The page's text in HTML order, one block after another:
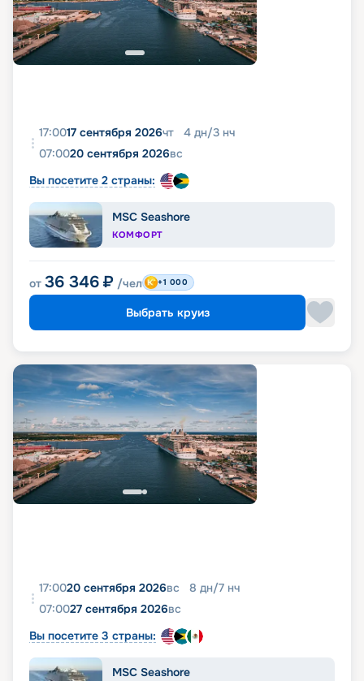
17:0017 сентября 2026чт 4 дн/3 нч
07:0020 сентября 2026вс
Вы посетите 2 страны:
MSC Seashore
КОМФОРТ
от 36 346 ₽ /чел +1 000
Выбрать круиз
17:0020 сентября 2026вс 8 дн/7 нч
07:0027 сентября 2026вс
Вы посетите 3 страны:
MSC Seashore